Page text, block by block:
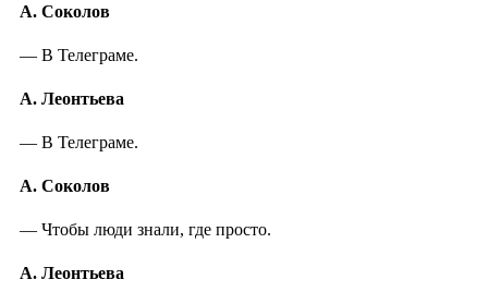
А. Соколов
— В Телеграме.
А. Леонтьева
— В Телеграме.
А. Соколов
— Чтобы люди знали, где просто.
А. Леонтьева